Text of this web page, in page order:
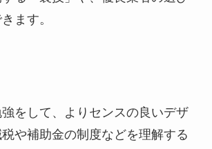
ます。
をして、よりセンスの良いデザ
や補助金の制度などを理解する